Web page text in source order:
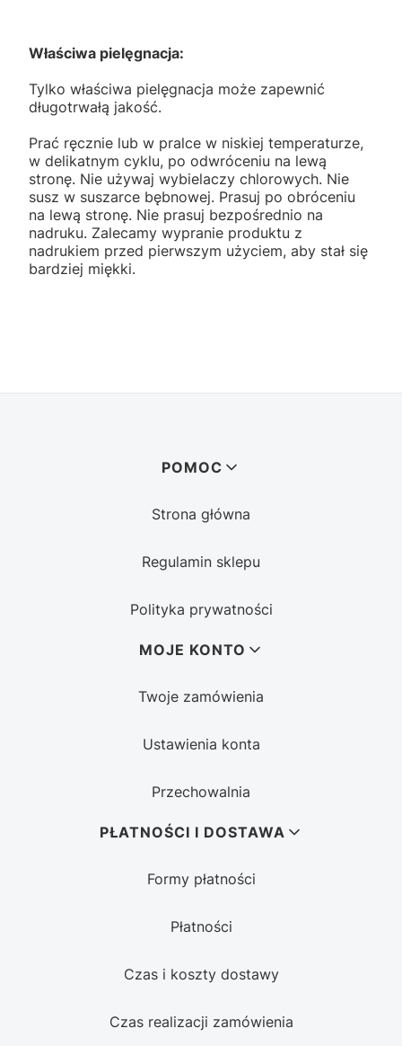
Właściwa pielęgnacja:
Tylko właściwa pielęgnacja może zapewnić
długotrwałą jakość.
Prać ręcznie lub w pralce w niskiej temperaturze,
w delikatnym cyklu, po odwróceniu na lewą
stronę. Nie używaj wybielaczy chlorowych. Nie
susz w suszarce bębnowej. Prasuj po obróceniu
na lewą stronę. Nie prasuj bezpośrednio na
nadruku. Zalecamy wypranie produktu z
nadrukiem przed pierwszym użyciem, aby stał się
bardziej miękki.
POMOC
Strona główna
Regulamin sklepu
Polityka prywatności
MOJE KONTO
Twoje zamówienia
Ustawienia konta
Przechowalnia
PŁATNOŚCI I DOSTAWA
Formy płatności
Płatności
Czas i koszty dostawy
Czas realizacji zamówienia